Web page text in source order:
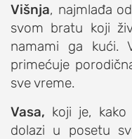
Višnja, najmlađa
svom bratu koji
namami ga kući.
primećuje
sve vreme.
Vasa, koji je, kako
dolazi u posetu